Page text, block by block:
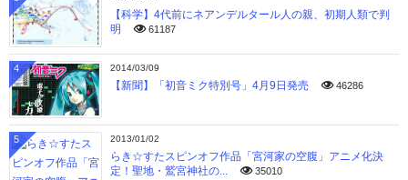
【科学】4代前にネアンデルタール人の親、初期人類で判
明
61187
2014/03/09
【新聞】「初音ミク特別号」4月9日発売 46286
4
2013/01/02
らき☆すたスピンオフ作品「宮河家の空腹」アニメ化決
定！聖地・鷲宮神社の...
35010
5